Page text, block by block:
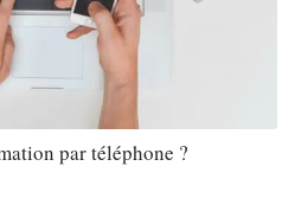
par téléphone ?